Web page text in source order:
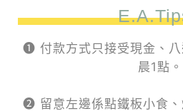
❶ 付款方式只接受現金、
晨1點。
❷ 留意左邊係點鐵板小食